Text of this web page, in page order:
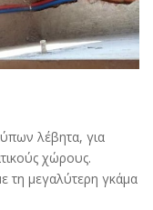
λέβητα, για
χώρους.
τη μεγαλύτερη γκάμα